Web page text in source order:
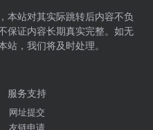
本站对其实际跳转后内容不负
保证内容长期真实完整。如无
，我们将及时处理。
服务支持
网址提交
友链申请